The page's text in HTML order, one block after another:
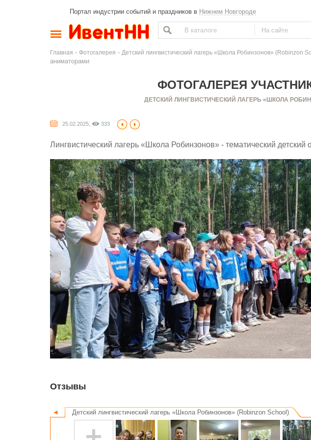
Портал индустрии событий и праздников в Нижнем Новгороде
Главная - Фотогалерея - Детский лингвистический лагерь «Школа Робинзонов» (Robinzon
аниматорами
ФОТОГАЛЕРЕЯ
ДЕТСКИЙ ЛИНГВИСТИЧЕСКИЙ ЛАГЕРЬ «ШКОЛА
25.02.2025, 333
Лингвистический лагерь «Школа Робинзонов» - тематический
Отзывы
◄ Детский лингвистический лагерь «Школа Робинзонов» (Robinzon School)